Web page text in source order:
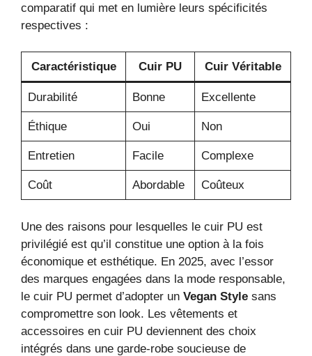
comparatif qui met en lumière leurs spécificités
respectives :
Caractéristique Cuir PU Cuir Véritable
Durabilité Bonne Excellente
Éthique Oui Non
Entretien Facile Complexe
Coût Abordable Coûteux
Une des raisons pour lesquelles le cuir PU est
privilégié est qu’il constitue une option à la fois
économique et esthétique. En 2025, avec l’essor
des marques engagées dans la mode responsable,
le cuir PU permet d’adopter un Vegan Style sans
compromettre son look. Les vêtements et
accessoires en cuir PU deviennent des choix
intégrés dans une garde-robe soucieuse de